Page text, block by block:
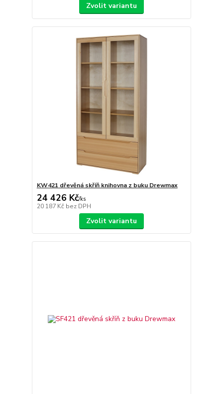
Zvolit variantu
KW421 dřevěná skříň knihovna z buku Drewmax
24 426 Kč/ks
20 187 Kč bez DPH
Zvolit variantu